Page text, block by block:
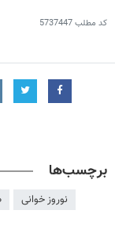
کد مطلب5737447
برچسب‌ها
نوروز خوانی